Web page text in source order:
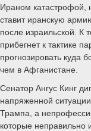
Ираном катастрофой,
ставит иранскую
после израильской. К
прибегнет к тактике
прогнозировать куда
чем в Афганистане.
Сенатор Ангус Кинг
напряженной
Трампа, а
которые